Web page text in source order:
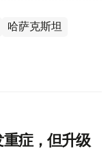
哈萨克斯坦
症，但升级